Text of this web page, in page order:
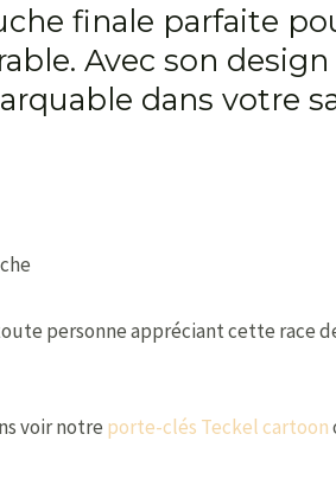
finale parfaite
Avec son
dans votre
personne appréciant cette race
voir notre porte-clés Teckel cartoon